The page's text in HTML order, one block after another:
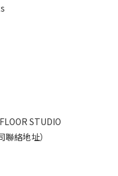
STUDIO
絡地址）